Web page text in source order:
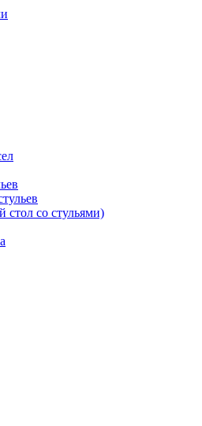
со стульями)